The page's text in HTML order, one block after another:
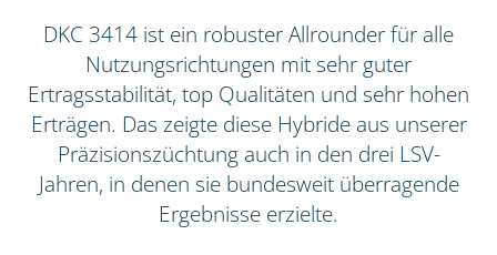
DKC 3414 ist ein robuster Allrounder für alle
Nutzungsrichtungen mit sehr guter
Ertragsstabilität, top Qualitäten und sehr hohen
Erträgen. Das zeigte diese Hybride aus unserer
Präzisionszüchtung auch in den drei LSV-
Jahren, in denen sie bundesweit überragende
Ergebnisse erzielte.